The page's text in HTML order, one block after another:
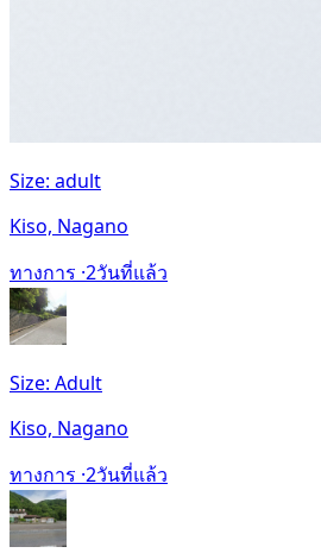
Size: adult
Kiso, Nagano
ทางการ ·2วันที่แล้ว
Size: Adult
Kiso, Nagano
ทางการ ·2วันที่แล้ว